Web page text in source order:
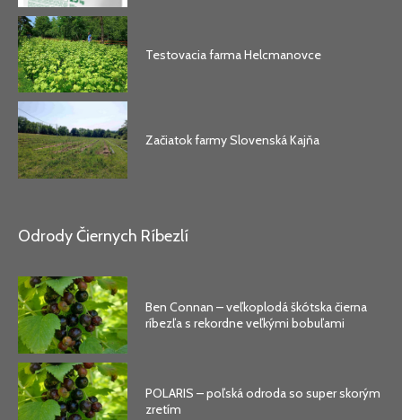
Testovacia farma Helcmanovce
Začiatok farmy Slovenská Kajňa
Odrody Čiernych Ríbezlí
Ben Connan – veľkoplodá škótska čierna
ríbezľa s rekordne veľkými bobuľami
POLARIS – poľská odroda so super skorým
zretím